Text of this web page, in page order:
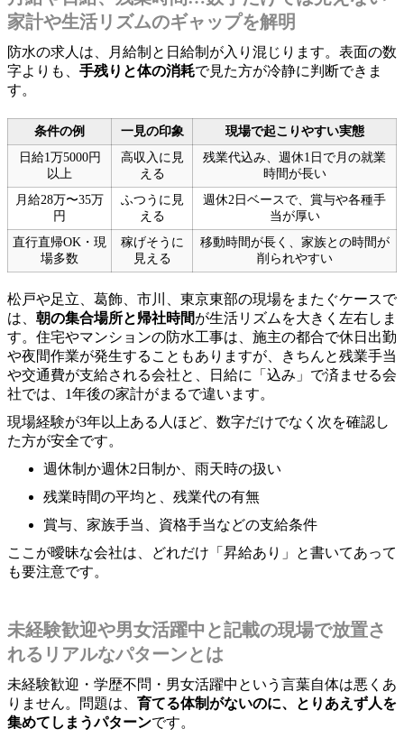
家計や生活リズムのギャップを解明
防水の求人は、月給制と日給制が入り混じります。表面の数
字よりも、 手残りと体の消耗で見た方が冷静に判断できま
す。
条件の例 一見の印象
現場で起こりやすい実態
日給1万5000円
以上
高収入に見
える
残業代込み、週休1日で月の就業
時間が長い
月給28万〜35万
円
ふつうに見
える
週休2日ベースで、賞与や各種手
当が厚い
直行直帰OK・現
場多数
稼げそうに
見える
移動時間が長く、家族との時間が
削られやすい
松戸や足立、葛飾、市川、東京東部の現場をまたぐケースで
は、 朝の集合場所と帰社時間が生活リズムを大きく左右しま
す。住宅やマンションの防水工事は、施主の都合で休日出勤
や夜間作業が発生することもありますが、きちんと残業手当
や交通費が支給される会社と、日給に「込み」で済ませる会
社では、1年後の家計がまるで違います。
現場経験が3年以上ある人ほど、数字だけでなく次を確認し
た方が安全です。
週休制か週休2日制か、雨天時の扱い
残業時間の平均と、残業代の有無
賞与、家族手当、資格手当などの支給条件
ここが曖昧な会社は、どれだけ「昇給あり」と書いてあって
も要注意です。
未経験歓迎や男女活躍中と記載の現場で放置さ
れるリアルなパターンとは
未経験歓迎・学歴不問・男女活躍中という言葉自体は悪くあ
りません。問題は、 育てる体制がないのに、とりあえず人を
集めてしまうパターンです。